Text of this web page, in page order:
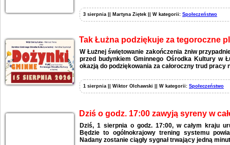
3 sierpnia || Martyna Ziętek || W kategorii: Społeczeństwo
Tak Łużna podziękuje za tegoroczne
W Łużnej świętowanie zakończenia żniw
przed budynkiem Gminnego Ośrodka Kultury w
okazją do podziękowania za całoroczny trud pracy
1 sierpnia || Wiktor Olchawski || W kategorii: Społeczeństwo
Dziś o godz. 17:00 zawyją syreny w
Dziś, 1 sierpnia o godz. 17:00, w całym kraju
Będzie to ogólnokrajowy trening systemu
Nadany zostanie ciągły sygnał trwający jedną